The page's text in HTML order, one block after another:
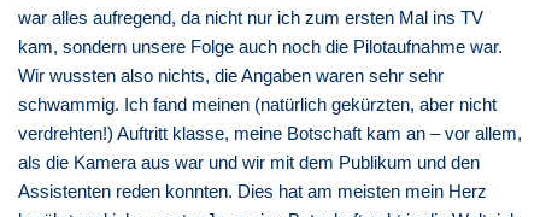
war alles aufregend, da nicht nur ich zum ersten Mal ins TV
kam, sondern unsere Folge auch noch die Pilotaufnahme war.
Wir wussten also nichts, die Angaben waren sehr sehr
schwammig. Ich fand meinen (natürlich gekürzten, aber nicht
verdrehten!) Auftritt klasse, meine Botschaft kam an – vor allem,
als die Kamera aus war und wir mit dem Publikum und den
Assistenten reden konnten. Dies hat am meisten mein Herz